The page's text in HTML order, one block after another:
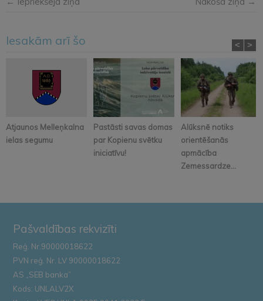
Iesakām arī šo
Atjaunos Melleņkalna
ielas segumu
Pastāsti savas domas
par Kopienu svētku
iniciatīvu!
Alūksnē notiks
orientēšanās
apmācība
Zemessardze...
< >
Pašvaldības rekvizīti
Reģ. Nr.90000018622
PVN reģ. Nr. LV 90000018622
AS „SEB banka”
Kods: UNLALV2X